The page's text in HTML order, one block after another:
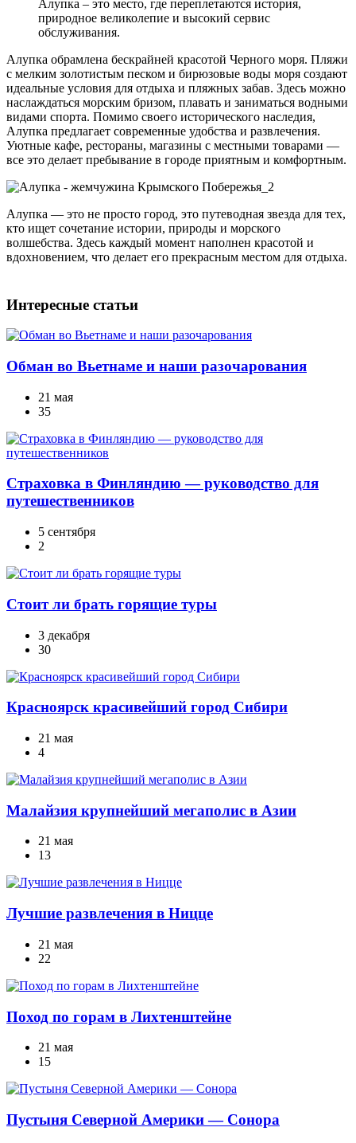
Алупка – это место, где переплетаются история,
природное великолепие и высокий сервис
обслуживания.
Алупка обрамлена бескрайней красотой Черного моря. Пляжи
с мелким золотистым песком и бирюзовые воды моря создают
идеальные условия для отдыха и пляжных забав. Здесь можно
наслаждаться морским бризом, плавать и заниматься водными
видами спорта. Помимо своего исторического наследия,
Алупка предлагает современные удобства и развлечения.
Уютные кафе, рестораны, магазины с местными товарами —
все это делает пребывание в городе приятным и комфортным.
Алупка — это не просто город, это путеводная звезда для тех,
кто ищет сочетание истории, природы и морского
волшебства. Здесь каждый момент наполнен красотой и
вдохновением, что делает его прекрасным местом для отдыха.
Интересные статьи
Обман во Вьетнаме и наши разочарования
21 мая
35
Страховка в Финляндию — руководство для
путешественников
5 сентября
2
Стоит ли брать горящие туры
3 декабря
30
Красноярск красивейший город Сибири
21 мая
4
Малайзия крупнейший мегаполис в Азии
21 мая
13
Лучшие развлечения в Ницце
21 мая
22
Поход по горам в Лихтенштейне
21 мая
15
Пустыня Северной Америки — Сонора